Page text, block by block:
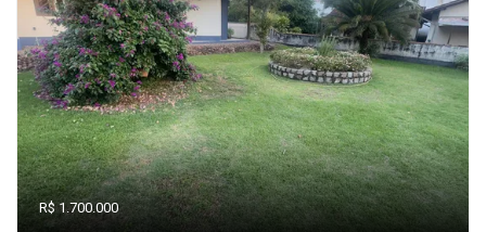
R$ 1.700.000